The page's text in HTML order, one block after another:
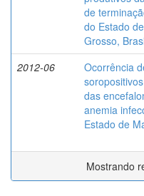
de
do Estado
Grosso,
2012-06
Ocorrência
das
anemia
Estado de
Mostrando